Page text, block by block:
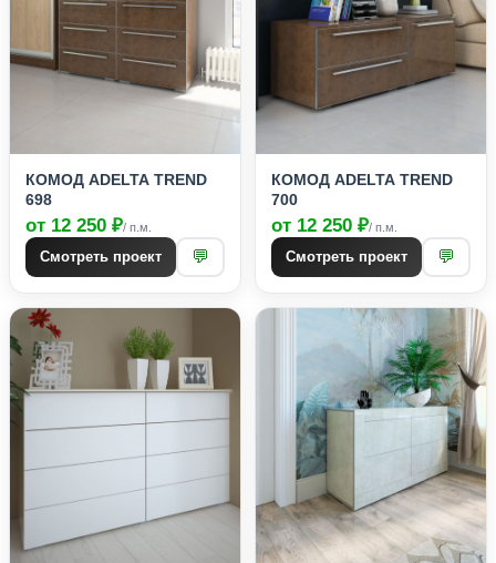
КОМОД ADELTA TREND
698
от 12 250 ₽/ п.м.
Смотреть проект 💬
КОМОД ADELTA TREND
700
от 12 250 ₽/ п.м.
Смотреть проект 💬